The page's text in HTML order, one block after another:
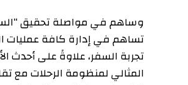
وساهم في مواصلة تحقيق
تساهم في إدارة كافة عمليات
تجربة السفر، علاوةً على أحدث
المثالي لمنظومة الرحلات مع